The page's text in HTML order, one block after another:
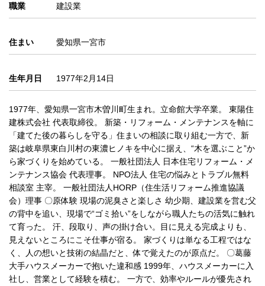
職業 建設業
住まい 愛知県一宮市
生年月日 1977年2月14日
1977年、愛知県一宮市木曽川町生まれ。立命館大学卒業。 東陽住
建株式会社 代表取締役。 新築・リフォーム・メンテナンスを軸に
「建てた後の暮らしを守る」住まいの相談に取り組む一方で、新
築は岐阜県東白川村の東濃ヒノキを中心に据え、“木を選ぶこと”か
ら家づくりを始めている。 一般社団法人 日本住宅リフォーム・メ
ンテナンス協会 代表理事。 NPO法人 住宅の悩みとトラブル無料
相談室 主宰。 一般社団法人HORP（住生活リフォーム推進協議
会）理事 〇原体験 現場の泥臭さと楽しさ 幼少期、建設業を営む父
の背中を追い、現場で“ゴミ拾い”をしながら職人たちの活気に触れ
て育った。 汗、段取り、声の掛け合い。目に見える完成よりも、
見えないところにこそ仕事が宿る。 家づくりは単なる工程ではな
く、人の想いと技術の結晶だと、体で覚えたのが原点だ。 〇葛藤
大手ハウスメーカーで抱いた違和感 1999年、ハウスメーカーに入
社し、営業として経験を積む。 一方で、効率やルールが優先され